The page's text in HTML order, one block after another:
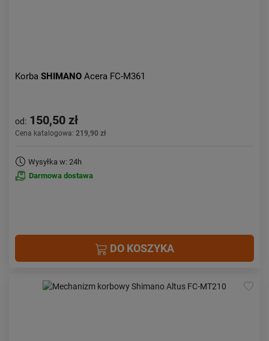
Korba SHIMANO Acera FC-M361
od: 150,50 zł
Cena katalogowa: 219,90 zł
Wysyłka w: 24h
Darmowa dostawa
DO KOSZYKA